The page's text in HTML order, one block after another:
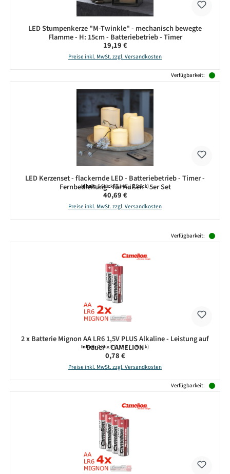
LED Stumpenkerze "M-Twinkle" - mechanisch bewegte
Flamme - H: 15cm - Batteriebetrieb - Timer
Regulärer Preis:
19,19 €
Preise inkl. MwSt. zzgl. Versandkosten
Verfügbarkeit:
LED Kerzenset - flackernde LED - Batteriebetrieb - Timer -
Fernbedienung - für Außen - 5er Set
Inhalt:5 Stück(8,14 € / 1 Stück)
Regulärer Preis:
40,69 €
Preise inkl. MwSt. zzgl. Versandkosten
Verfügbarkeit:
2 x Batterie Mignon AA LR6 1,5V PLUS Alkaline - Leistung auf
Dauer - CAMELION
Inhalt:2 Stück(0,39 € / 1 Stück)
Regulärer Preis:
0,78 €
Preise inkl. MwSt. zzgl. Versandkosten
Verfügbarkeit: